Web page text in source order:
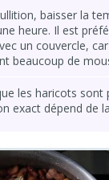
baisser la
heure. Il est
un couvercle,
beaucoup de
les haricots sont
exact dépend de